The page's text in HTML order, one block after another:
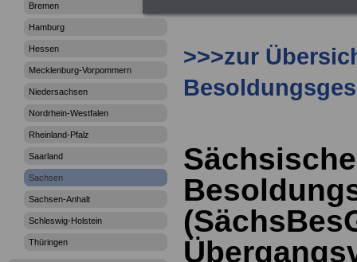
Bremen
Hamburg
Hessen
Mecklenburg-Vorpommern
Niedersachsen
Nordrhein-Westfalen
Rheinland-Pfalz
Saarland
Sachsen
Sachsen-Anhalt
Schleswig-Holstein
Thüringen
>>>zur